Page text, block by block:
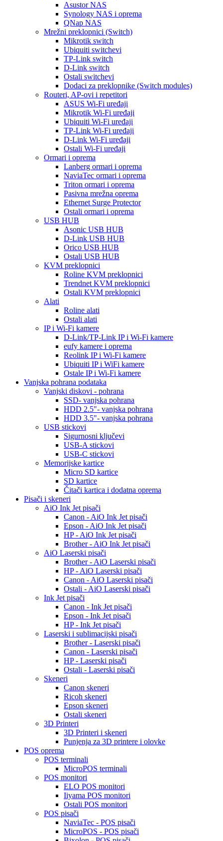
Asustor NAS
Synology NAS i oprema
QNap NAS
Mrežni preklopnici (Switch)
Mikrotik switch
Ubiquiti switchevi
TP-Link switch
D-Link switch
Ostali switchevi
Dodaci za preklopnike (Switch modules)
Routeri, AP-ovi i repetitori
ASUS Wi-Fi uređaji
Mikrotik Wi-Fi uređaji
Ubiquiti Wi-Fi uređaji
TP-Link Wi-Fi uređaji
D-Link Wi-Fi uređaji
Ostali Wi-Fi uređaji
Ormari i oprema
Lanberg ormari i oprema
NaviaTec ormari i oprema
Triton ormari i oprema
Pasivna mrežna oprema
Ethernet Surge Protector
Ostali ormari i oprema
USB HUB
Asonic USB HUB
D-Link USB HUB
Orico USB HUB
Ostali USB HUB
KVM preklopnici
Roline KVM preklopnici
Trendnet KVM preklopnici
Ostali KVM preklopnici
Alati
Roline alati
Ostali alati
IP i Wi-Fi kamere
D-Link/TP-Link IP i Wi-Fi kamere
eufy kamere i oprema
Reolink IP i Wi-Fi kamere
Ubiquiti IP i WiFi kamere
Ostale IP i Wi-Fi kamere
Vanjska pohrana podataka
Vanjski diskovi - pohrana
SSD- vanjska pohrana
HDD 2.5"- vanjska pohrana
HDD 3.5"- vanjska pohrana
USB stickovi
Sigurnosni ključevi
USB-A stickovi
USB-C stickovi
Memorijske kartice
Micro SD kartice
SD kartice
Čitači kartica i dodatna oprema
Pisači i skeneri
AiO Ink Jet pisači
Canon - AiO Ink Jet pisači
Epson - AiO Ink Jet pisači
HP - AiO Ink Jet pisači
Brother - AiO Ink Jet pisači
AiO Laserski pisači
Brother - AiO Laserski pisači
HP - AiO Laserski pisači
Canon - AiO Laserski pisači
Ostali - AiO Laserski pisači
Ink Jet pisači
Canon - Ink Jet pisači
Epson - Ink Jet pisači
HP - Ink Jet pisači
Laserski i sublimacijski pisači
Brother - Laserski pisači
Canon - Laserski pisači
HP - Laserski pisači
Ostali - Laserski pisači
Skeneri
Canon skeneri
Ricoh skeneri
Epson skeneri
Ostali skeneri
3D Printeri
3D Printeri i skeneri
Punjenja za 3D printere i olovke
POS oprema
POS terminali
MicroPOS terminali
POS monitori
ELO POS monitori
Iiyama POS monitori
Ostali POS monitori
POS pisači
NaviaTec - POS pisači
MicroPOS - POS pisači